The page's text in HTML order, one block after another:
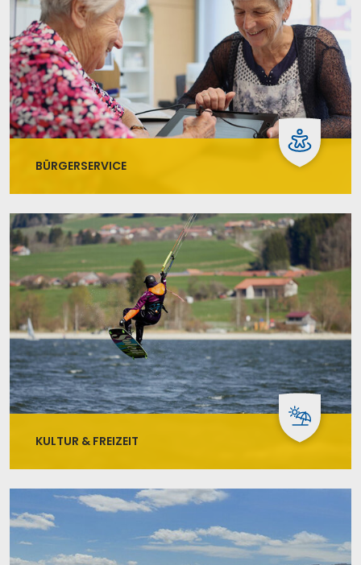
BÜRGERSERVICE
optimieren und haben auf den folgenden Seiten
alle relevanten Informationen übersichtlich für Sie
zusammengefasst.
KULTUR & FREIZEIT